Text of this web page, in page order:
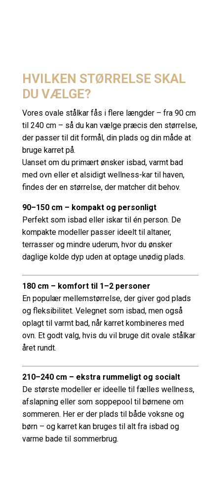
HVILKEN STØRRELSE SKAL
DU VÆLGE?
Vores ovale stålkar fås i flere længder – fra 90 cm
til 240 cm – så du kan vælge præcis den størrelse,
der passer til dit formål, din plads og din måde at
bruge karret på.
Uanset om du primært ønsker isbad, varmt bad
med ovn eller et alsidigt wellness-kar til haven,
findes der en størrelse, der matcher dit behov.
90–150 cm – kompakt og personligt
Perfekt som isbad eller iskar til én person. De
kompakte modeller passer ideelt til altaner,
terrasser og mindre uderum, hvor du ønsker
daglige kolde dyp uden at optage unødig plads.
180 cm – komfort til 1–2 personer
En populær mellemstørrelse, der giver god plads
og fleksibilitet. Velegnet som isbad, men også
oplagt til varmt bad, når karret kombineres med
ovn. Et godt valg, hvis du vil bruge dit ovale stålkar
året rundt.
210–240 cm – ekstra rummeligt og socialt
De største modeller er ideelle til fælles wellness,
afslapning eller som soppepool til børnene om
sommeren. Her er der plads til både voksne og
børn – og karret kan bruges til alt fra isbad og
varme bade til sommerbrug.